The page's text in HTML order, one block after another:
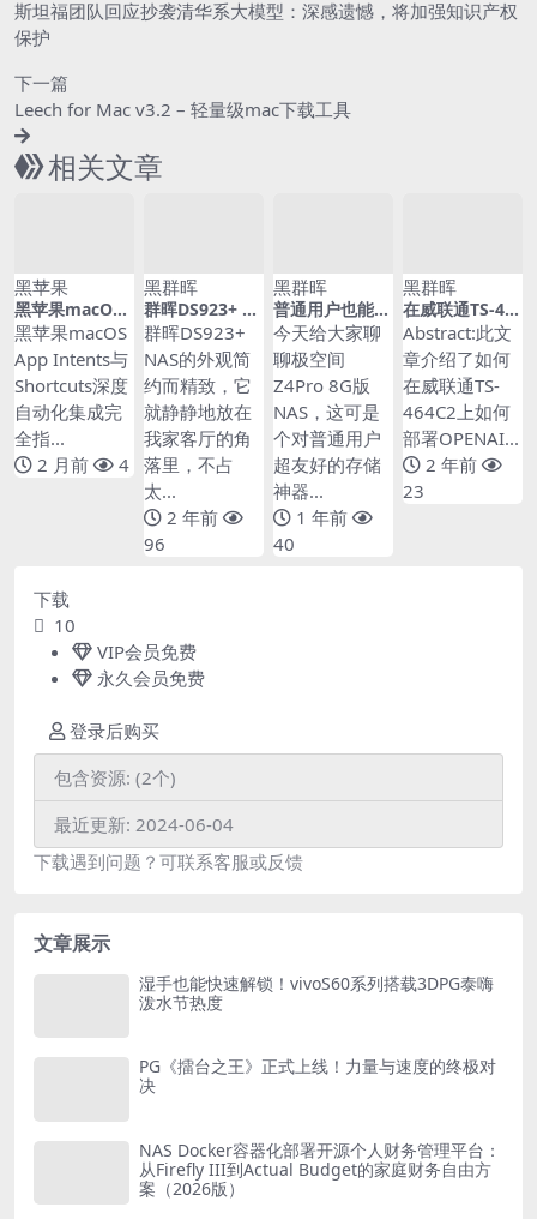
斯坦福团队回应抄袭清华系大模型：深感遗憾，将加强知识产权
保护
下一篇
Leech for Mac v3.2 – 轻量级mac下载工具
相关文章
黑苹果
黑苹果macOS
App Intents与
Shortcuts深度
自动化集成完全
指南：从AppIn
tent协议到Siri
触发与参数化操
作的完整工作流
架构
黑苹果macOS
App Intents与
Shortcuts深度
自动化集成完
全指...
2 月前
4
黑群晖
群晖DS923+ N
AS功能强大、
性能稳定的家庭
娱乐利器
群晖DS923+
NAS的外观简
约而精致，它
就静静地放在
我家客厅的角
落里，不占
太...
2 年前
96
黑群晖
普通用户也能轻
松搞定的极空间
Z4Pro 8G版NA
S
今天给大家聊
聊极空间
Z4Pro 8G版
NAS，这可是
个对普通用户
超友好的存储
神器...
1 年前
40
黑群晖
在威联通TS-46
4C2上搭建语音
识别模型
Abstract:此文
章介绍了如何
在威联通TS-
464C2上如何
部署OPENAI...
2 年前
23
下载
10
VIP会员免费
永久会员免费
登录后购买
包含资源: (2个)
最近更新: 2024-06-04
下载遇到问题？可联系客服或反馈
文章展示
湿手也能快速解锁！vivoS60系列搭载3DPG泰嗨
泼水节热度
PG《擂台之王》正式上线！力量与速度的终极对
决
NAS Docker容器化部署开源个人财务管理平台：
从Firefly III到Actual Budget的家庭财务自由方
案（2026版）